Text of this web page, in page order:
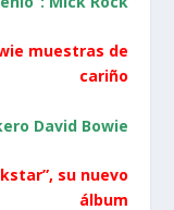
muestras de
cariño
David Bowie
su nuevo
álbum